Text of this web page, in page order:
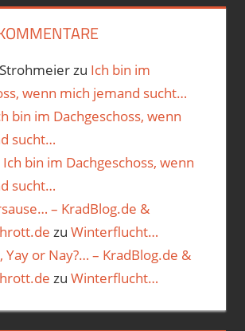
zu Ich bin im
wenn mich jemand sucht…
bin im Dachgeschoss, wenn
sucht…
Ich bin im Dachgeschoss, wenn
sucht…
– KradBlog.de &
zu Winterflucht…
Yay or Nay?… – KradBlog.de &
zu Winterflucht…